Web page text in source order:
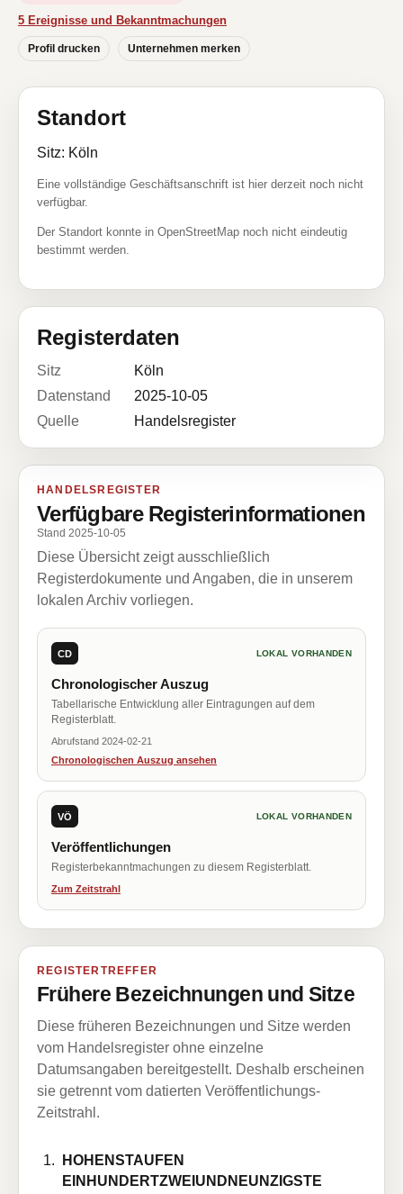
5 Ereignisse und Bekanntmachungen
Profil drucken Unternehmen merken
Standort
Sitz: Köln
Eine vollständige Geschäftsanschrift ist hier derzeit noch nicht
verfügbar.
Der Standort konnte in OpenStreetMap noch nicht eindeutig
bestimmt werden.
Registerdaten
Sitz
Köln
Datenstand
2025-10-05
Quelle
Handelsregister
HANDELSREGISTER
Verfügbare Registerinformationen
Stand 2025-10-05
Diese Übersicht zeigt ausschließlich
Registerdokumente und Angaben, die in unserem
lokalen Archiv vorliegen.
CD LOKAL VORHANDEN
Chronologischer Auszug
Tabellarische Entwicklung aller Eintragungen auf dem
Registerblatt.
Abrufstand 2024-02-21
Chronologischen Auszug ansehen
VÖ LOKAL VORHANDEN
Veröffentlichungen
Registerbekanntmachungen zu diesem Registerblatt.
Zum Zeitstrahl
REGISTERTREFFER
Frühere Bezeichnungen und Sitze
Diese früheren Bezeichnungen und Sitze werden
vom Handelsregister ohne einzelne
Datumsangaben bereitgestellt. Deshalb erscheinen
sie getrennt vom datierten Veröffentlichungs-
Zeitstrahl.
HOHENSTAUFEN
EINHUNDERTZWEIUNDNEUNZIGSTE